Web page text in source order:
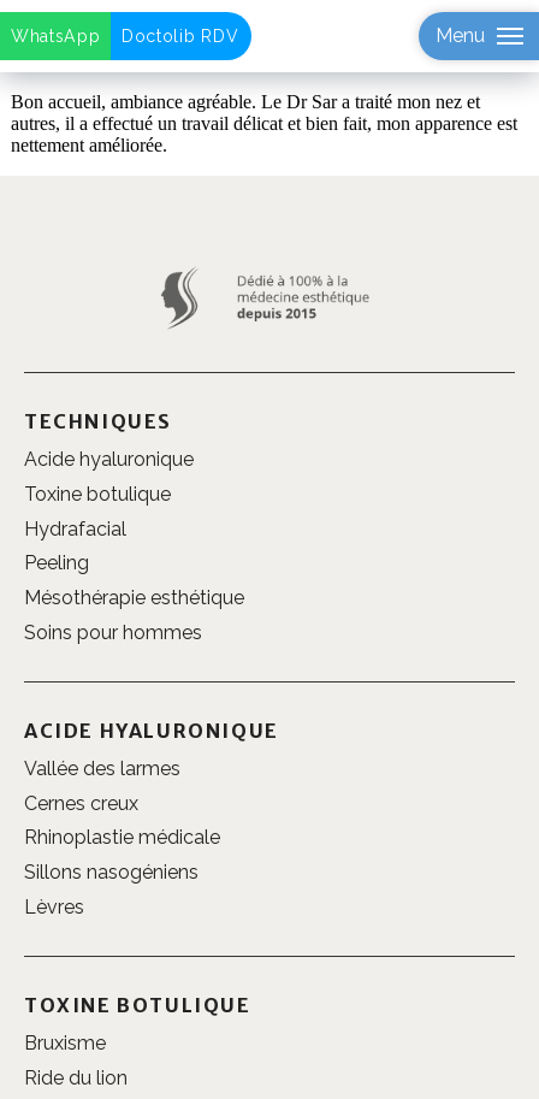
WhatsApp Doctolib RDV Menu
Bon accueil, ambiance agréable. Le Dr Sar a traité mon nez et
autres, il a effectué un travail délicat et bien fait, mon apparence est
nettement améliorée.
TECHNIQUES
Acide hyaluronique
Toxine botulique
Hydrafacial
Peeling
Mésothérapie esthétique
Soins pour hommes
ACIDE HYALURONIQUE
Vallée des larmes
Cernes creux
Rhinoplastie médicale
Sillons nasogéniens
Lèvres
TOXINE BOTULIQUE
Bruxisme
Ride du lion